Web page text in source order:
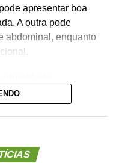
apresentar boa
A outra pode
abdominal, enquanto
excesso de
de fragilidade,